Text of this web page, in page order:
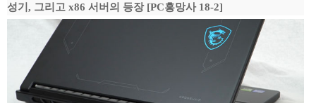
성기, 그리고 x86 서버의 등장 [PC흥망사 18-2]